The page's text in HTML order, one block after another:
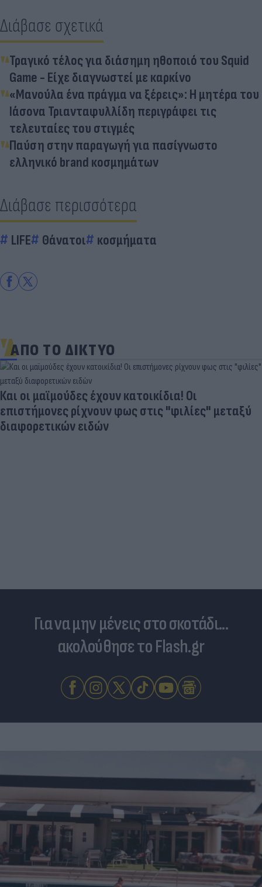
Διάβασε σχετικά
Τραγικό τέλος για διάσημη ηθοποιό του Squid
Game - Είχε διαγνωστεί με καρκίνο
«Μανούλα ένα πράγμα να ξέρεις»: Η μητέρα του
Ιάσονα Τριανταφυλλίδη περιγράφει τις
τελευταίες του στιγμές
Παύση στην παραγωγή για πασίγνωστο
ελληνικό brand κοσμημάτων
Διάβασε περισσότερα
LIFE Θάνατοι κοσμήματα
ΑΠΟ ΤΟ ΔΙΚΤΥΟ
Και οι μαϊμούδες έχουν κατοικίδια! Οι
επιστήμονες ρίχνουν φως στις "φιλίες" μεταξύ
διαφορετικών ειδών
Για να μην μένεις στο σκοτάδι...
ακολούθησε το Flash.gr